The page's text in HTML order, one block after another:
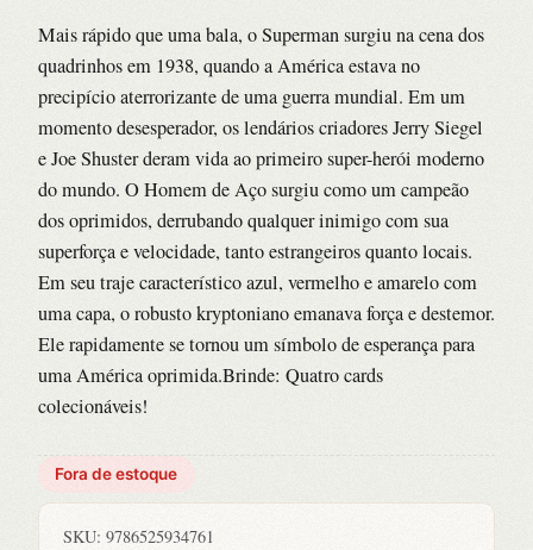
Mais rápido que uma bala, o Superman surgiu na cena dos
quadrinhos em 1938, quando a América estava no
precipício aterrorizante de uma guerra mundial. Em um
momento desesperador, os lendários criadores Jerry Siegel
e Joe Shuster deram vida ao primeiro super-herói moderno
do mundo. O Homem de Aço surgiu como um campeão
dos oprimidos, derrubando qualquer inimigo com sua
superforça e velocidade, tanto estrangeiros quanto locais.
Em seu traje característico azul, vermelho e amarelo com
uma capa, o robusto kryptoniano emanava força e destemor.
Ele rapidamente se tornou um símbolo de esperança para
uma América oprimida.Brinde: Quatro cards
colecionáveis!
Fora de estoque
SKU: 9786525934761